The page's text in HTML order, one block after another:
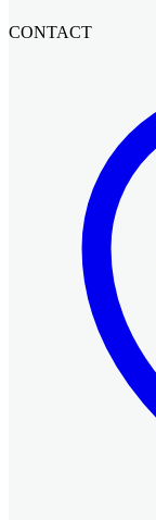
CONTACT